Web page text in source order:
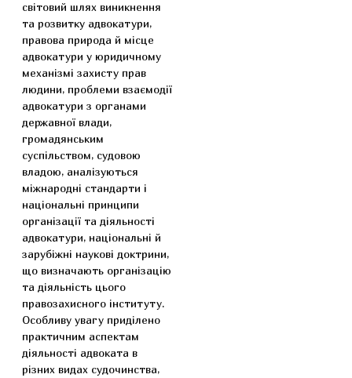
світовий шлях виникнення
та розвитку адвокатури,
правова природа й місце
адвокатури у юридичному
механізмі захисту прав
людини, проблеми взаємодії
адвокатури з органами
державної влади,
громадянським
суспільством, судовою
владою, аналізуються
міжнародні стандарти і
національні принципи
організації та діяльності
адвокатури, національні й
зарубіжні наукові доктрини,
що визначають організацію
та діяльність цього
правозахисного інституту.
Особливу увагу приділено
практичним аспектам
діяльності адвоката в
різних видах судочинства,